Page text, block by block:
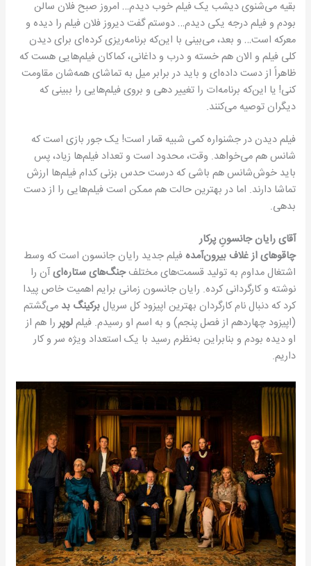
بقیه می‌شنوی دیشب یک فیلم خوب دیدم… امروز صبح فلان سالن
بودم و فیلم درجه یکی دیدم… دوستم گفت دیروز فلان فیلم را دیده و
معرکه است… و بعد، می‌بینی با این‌که برنامه‌ریزی کرده‌ای برای دیدن
کلی فیلم و الان هم خسته و درب و داغانی، کماکان فیلم‌هایی هست که
ظاهراً از دست داده‌ای و باید در برابر میل به تماشای همه‌شان مقاومت
کنی! یا این‌که برنامه‌ات را تغییر دهی و بروی فیلم‌هایی را ببینی که
دیگران توصیه می‌کنند.
فیلم دیدن در جشنواره کمی شبیه قمار است! یک جور بازی است که
شانس هم می‌خواهد. وقت، محدود است و تعداد فیلم‌ها زیاد، پس
باید خوش‌شانس هم باشی که درست حدس بزنی کدام فیلم‌ها ارزش
تماشا دارند. اما در بهترین حالت هم ممکن است فیلم‌هایی را از دست
بدهی.
آقای رایان جانسونِ پرکار
چاقوهای از غلاف بیرون‌آمدهفیلم جدید رایان جانسون است که وسط
اشتغال مداوم به تولید قسمت‌های مختلفجنگ‌هایستاره‌ایآن را
نوشته و کارگردانی کرده. رایان جانسون زمانی برایم اهمیت خاص پیدا
کرد که دنبال نام کارگردان بهترین اپیزود کل سریالبرکینگ بد می‌گشتم
(اپیزود چهاردهم از فصل پنجم) و به اسم او رسیدم. فیلملوپررا هم از
او دیده بودم و بنابراین به‌نظرم رسید با یک استعداد ویژه سر و کار
داریم.